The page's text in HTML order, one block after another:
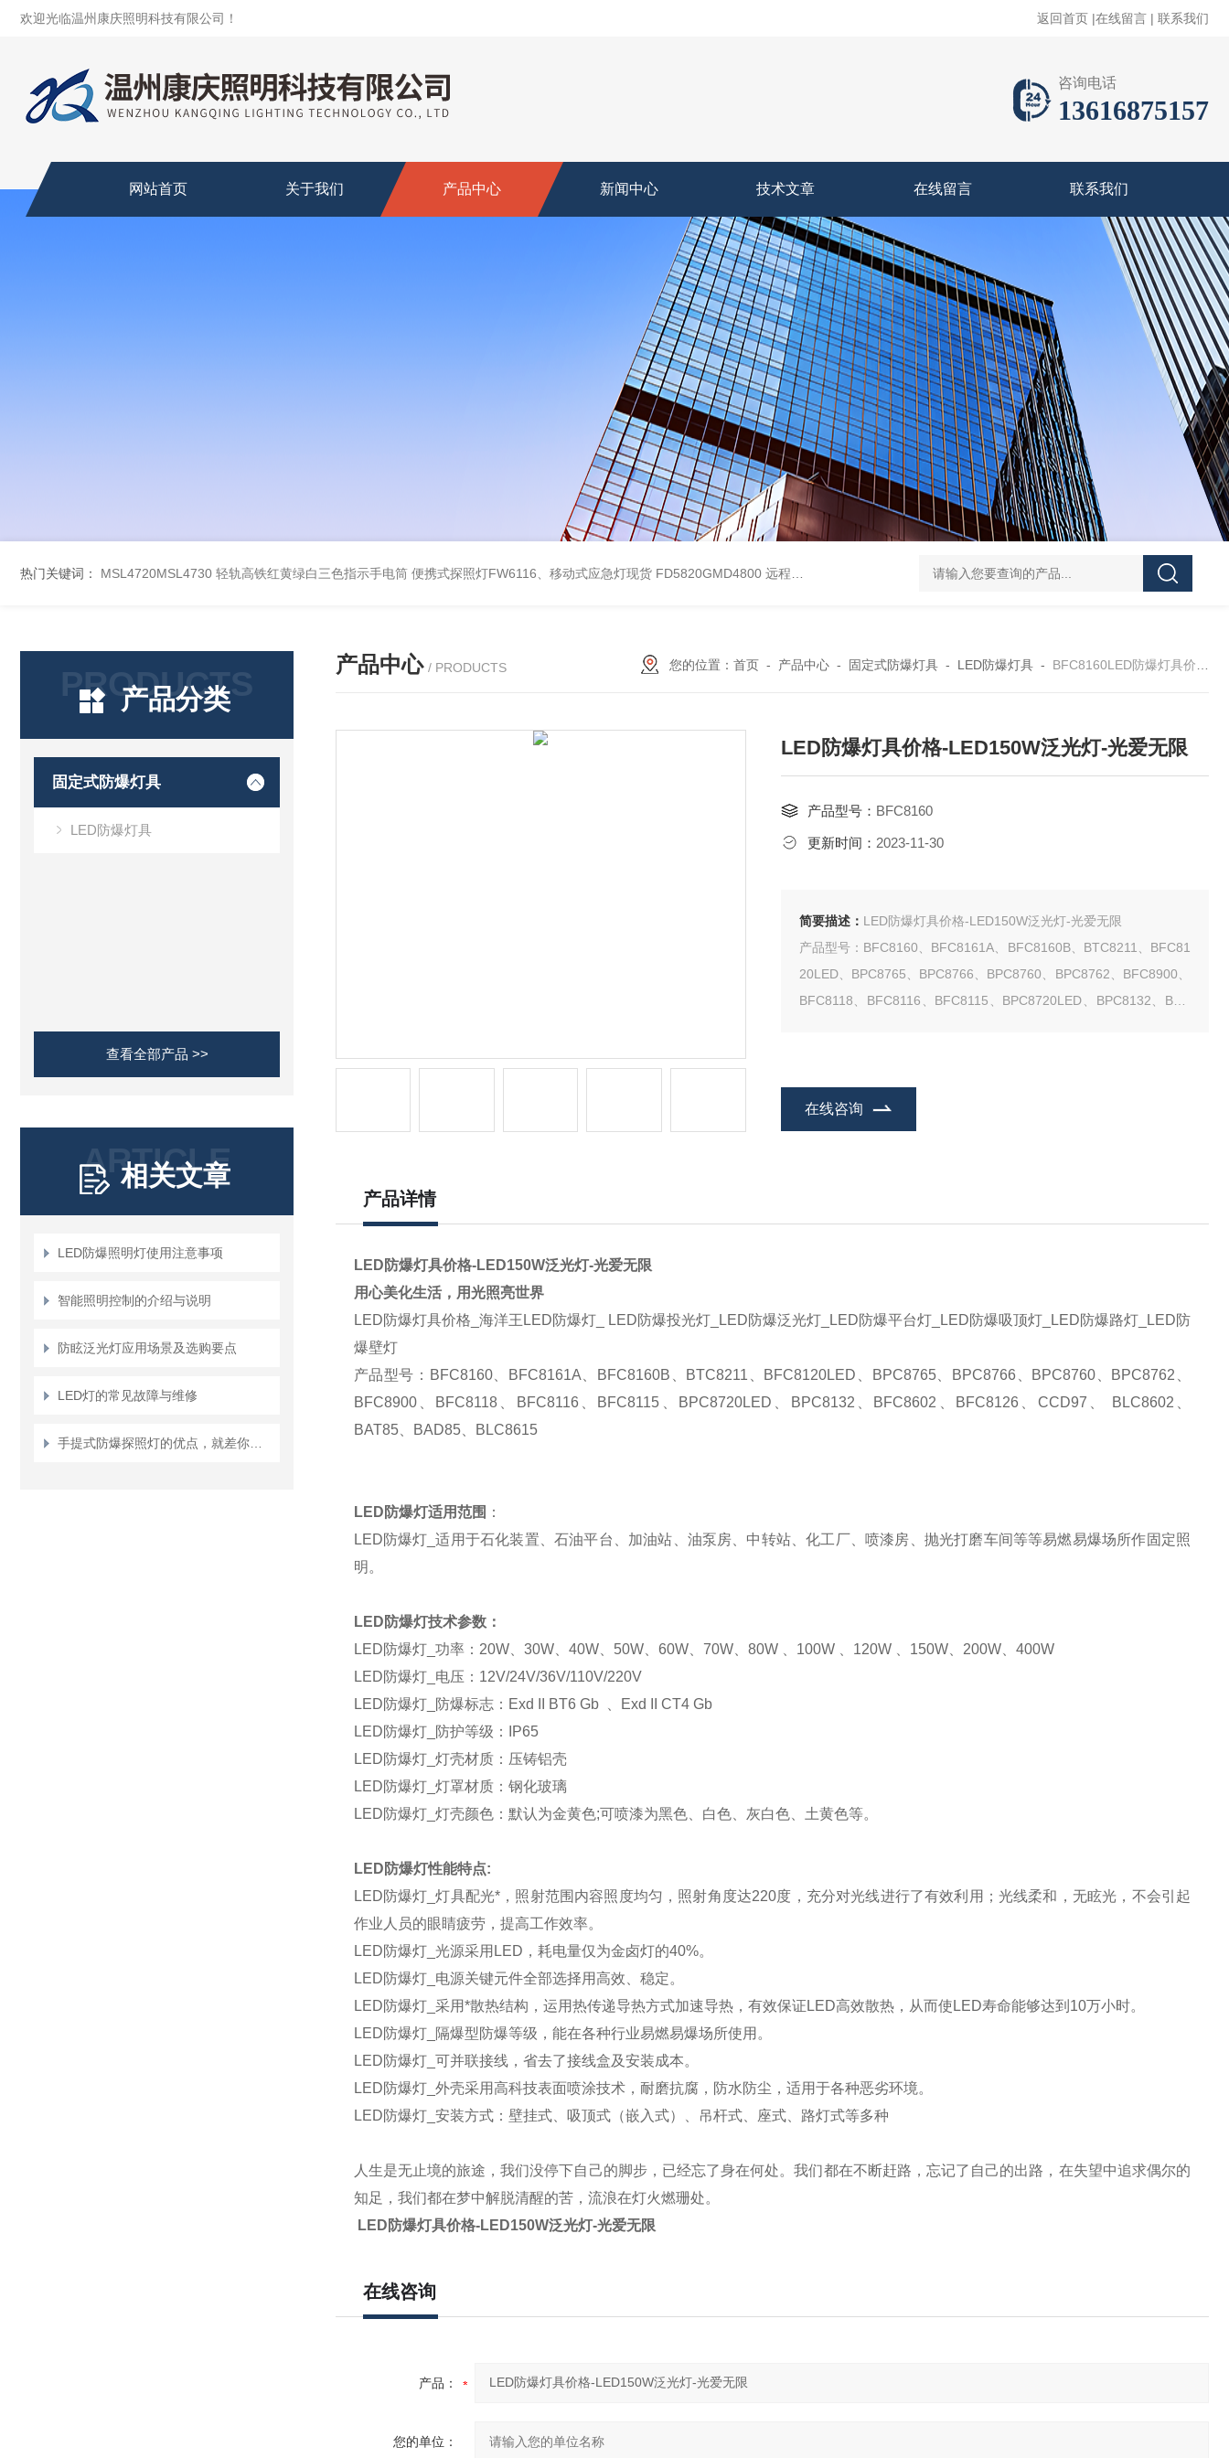
欢迎光临温州康庆照明科技有限公司！ 返回首页 |在线留言 | 联系我们
咨询电话
13616875157
网站首页 关于我们 产品中心 新闻中心 技术文章 在线留言 联系我们
热门关键词： MSL4720MSL4730 轻轨高铁红黄绿白三色指示手电筒 便携式探照灯FW6116、移动式应急灯现货 FD5820GMD4800 远程方位灯价格 红色 信号灯多功能声光报警器GAD112红光3.7V红闪
PRODUCTS
产品分类
固定式防爆灯具
LED防爆灯具
查看全部产品 >>
ARTICLE
相关文章
LED防爆照明灯使用注意事项
智能照明控制的介绍与说明
防眩泛光灯应用场景及选购要点
LED灯的常见故障与维修
产品中心 / PRODUCTS 您的位置： 首页- 产品中心- 固定式防爆灯具- LED防爆灯具- BFC8160LED防爆灯具价格-LED150W泛光灯-光爱无限
LED防爆灯具价格-LED150W泛光灯-光爱无限
产品型号： BFC8160
更新时间： 2023-11-30
简要描述： LED防爆灯具价格-LED150W泛光灯-光爱无限
产品型号：BFC8160、BFC8161A、BFC8160B、BTC8211、BFC81
20LED、BPC8765、BPC8766、BPC8760、BPC8762、BFC8900、
BFC8118、BFC8116、BFC8115、BPC8720LED、BPC8132、BFC
在线咨询
产品详情
LED防爆灯具价格-LED150W泛光灯-光爱无限
用心美化生活，用光照亮世界
LED防爆灯具价格 海洋王 LED防爆灯_ LED防爆投光灯_LED防爆泛光灯_LED防爆平台灯_LED防爆吸顶灯 _LED防爆路灯 _LED防
爆壁灯
产品型号： BFC8160、BFC8161A、BFC8160B、BTC8211、BFC8120LED、BPC8765、BPC8766、BPC8760、BPC8762、
BFC8900、BFC8118、BFC8116、BFC8115
BPC8720LED、BPC8132、BFC8602、BFC8126、CCD97、 BLC8602、
BAT85、BAD85、BLC8615
LED 防爆灯适用范围 ：
LED防爆灯 _适用于石化装置、石油平台、加油站、油泵房、中转站、化工厂、喷漆房、抛光打磨车间等等易燃易爆场所作固定照
明。
LED 防爆灯技术参数：
LED防爆灯_ 功率： 20W、 30W、 40W、 50W、 60W、 70W、 80W 100W 120W 150W、200W、 400W
LED防爆灯_ 电压： 12V/24V/36V/110V/220V
LED防爆灯_ 防爆标志： Exd II BT6 Gb Exd II CT4Gb
LED防爆灯_ 防护等级：
IP65
LED防爆灯_ 灯壳材质：压铸铝壳
LED防爆灯_ 灯罩材质：钢化玻璃
LED防爆灯_ 灯壳颜色：默认为金黄色;可喷漆为黑色、白色、灰白色、土黄色等。
LED 防爆灯性能特点:
LED防爆灯 _灯具配光*，照射范围内容照度均匀，照射角度达220度，充分对光线进行了有效利用；光线柔和，无眩光，不会引起
作业人员的眼睛疲劳，提高工作效率。
LED防爆灯_ 光源采用 LED ，耗电量仅为金卤灯的40%。
LED防爆灯_ 电源关键元件全部选择用高效、稳定。
LED防爆灯_ 采用*散热结构，运用热传递导热方式加速导热，有效保证 LED高效散热，从而使 LED寿命能够达到 10万小时。
LED防爆灯_
隔爆型防爆等级，能在各种行业易燃易爆场所使用。
LED防爆灯_ 可并联接线，省去了接线盒及安装成本。
LED防爆灯_ 外壳采用高科技表面喷涂技术，耐磨抗腐，防水防尘，适用于各种恶劣环境。
LED防爆灯_ 安装方式：壁挂式、吸顶式（嵌入式）、吊杆式、座式、路灯式等多种
人生是无止境的旅途，我们没停下自己的脚步，已经忘了身在何处。我们都在不断赶路，忘记了自己的出路，在失望中追求偶尔的
知足，我们都在梦中解脱清醒的苦，流浪在灯火燃珊处。
LED防爆灯具价格-LED150W泛光灯-光爱无限
在线咨询
产品：
您的单位：